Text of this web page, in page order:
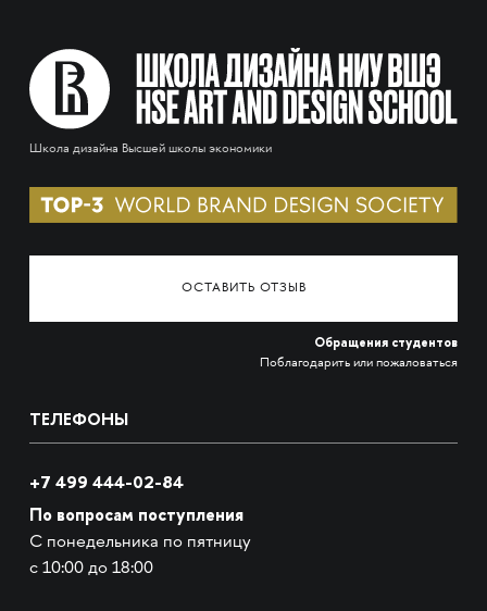
Школа дизайна Высшей школы экономики
ОСТАВИТЬ ОТЗЫВ
Обращения студентов
Поблагодарить или пожаловаться
ТЕЛЕФОНЫ
+7 499 444-02-84
По вопросам поступления
С понедельника по пятницу
с 10:00 до 18:00